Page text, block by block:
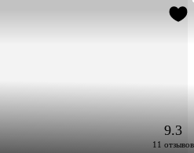
9.3
11 отзывов